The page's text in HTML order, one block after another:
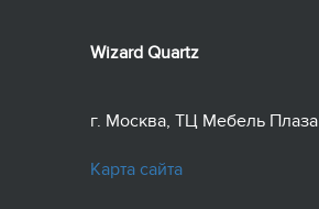
Wizard Quartz
г. Москва, ТЦ Мебель Плаза
Карта сайта